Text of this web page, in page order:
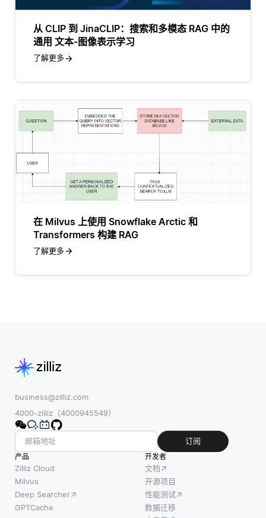
从 CLIP 到 JinaCLIP：搜索和多模态 RAG 中的
通用 文本-图像表示学习
了解更多
在 Milvus 上使用 Snowflake Arctic 和
Transformers 构建 RAG
了解更多
business@zilliz.com
4000-zilliz（4000945549）
订阅
产品
Zilliz Cloud
Milvus
Deep Searcher
GPTCache
开发者
文档
开源项目
性能测试
数据迁移